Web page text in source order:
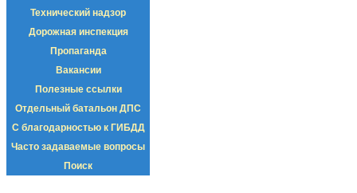
Технический надзор
Дорожная инспекция
Пропаганда
Вакансии
Полезные ссылки
Отдельный батальон ДПС
С благодарностью к ГИБДД
Часто задаваемые вопросы
Поиск